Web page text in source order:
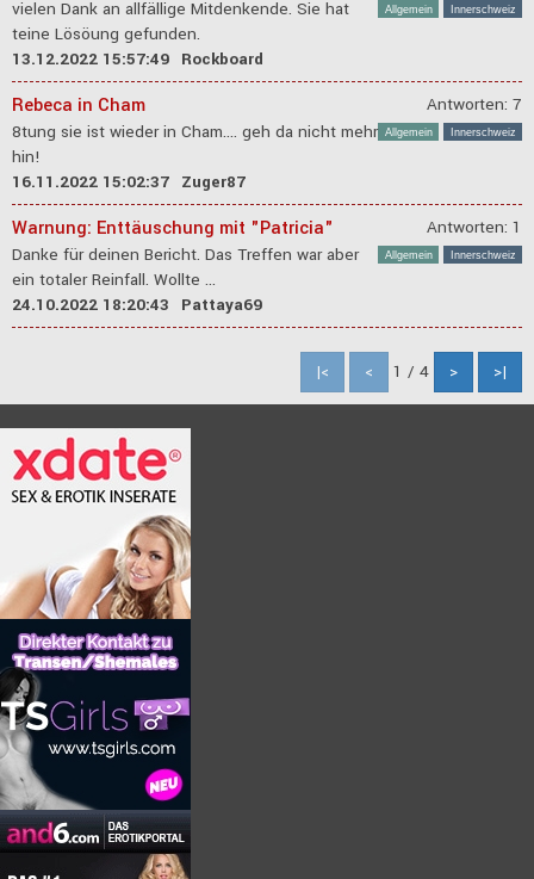
Allgemein Innerschweiz
vielen Dank an allfällige Mitdenkende. Sie hat
teine Lösöung gefunden.
13.12.2022 15:57:49 Rockboard
Antworten: 7
Allgemein Innerschweiz
Rebeca in Cham
8tung sie ist wieder in Cham.... geh da nicht mehr
hin!
16.11.2022 15:02:37 Zuger87
Antworten: 1
Allgemein Innerschweiz
Warnung: Enttäuschung mit "Patricia"
Danke für deinen Bericht. Das Treffen war aber
ein totaler Reinfall. Wollte ...
24.10.2022 18:20:43
Pattaya69
1 / 4